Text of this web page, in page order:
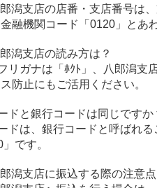
潟支店の店番・支店番号は
融機関コード「0120」とあ
潟支店の読み方は？
リガナは「ﾎｸﾄ」、八郎潟支
防止にもご活用ください。
ドと銀行コードは同じですか
ドは、銀行コードと呼ばれ
です。
潟支店に振込する際の注意点